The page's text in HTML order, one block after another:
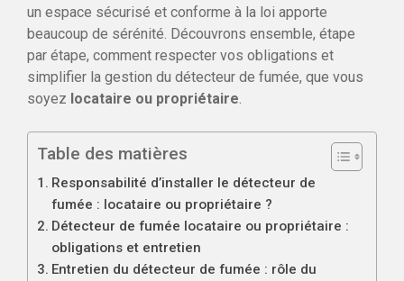
un espace sécurisé et conforme à la loi apporte
beaucoup de sérénité. Découvrons ensemble, étape
par étape, comment respecter vos obligations et
simplifier la gestion du détecteur de fumée, que vous
soyez locataire ou propriétaire.
Table des matières
Responsabilité d’installer le détecteur de
fumée : locataire ou propriétaire ?
Détecteur de fumée locataire ou propriétaire :
obligations et entretien
Entretien du détecteur de fumée : rôle du